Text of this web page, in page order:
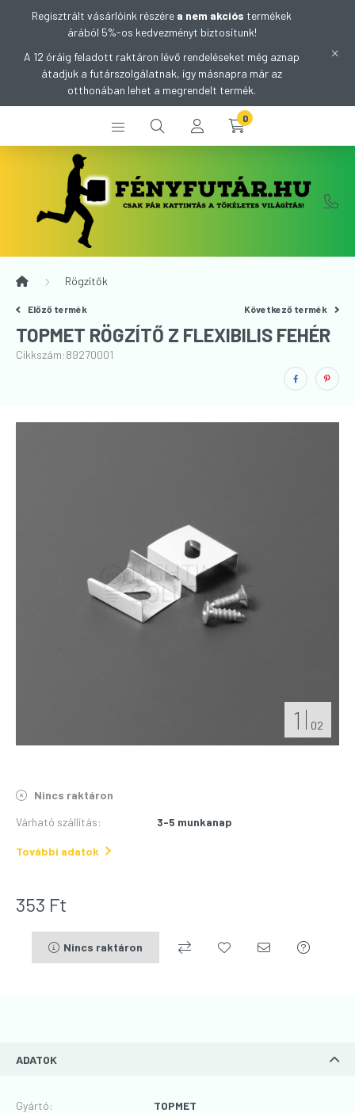
Regisztrált vásárlóink részére a nem akciós termékek
árából 5%-os kedvezményt biztosítunk!
A 12 óráig feladott raktáron lévő rendeléseket még aznap
átadjuk a futárszolgálatnak, így másnapra már az
otthonában lehet a megrendelt termék.
0
Rögzítők
Előző termék Következő termék
TOPMET RÖGZÍTŐ Z FLEXIBILIS FEHÉR
Cikkszám:89270001
1 02
Nincs raktáron
Várható szállítás: 3-5 munkanap
További adatok
353 Ft
Nincs raktáron
ADATOK
Gyártó: TOPMET